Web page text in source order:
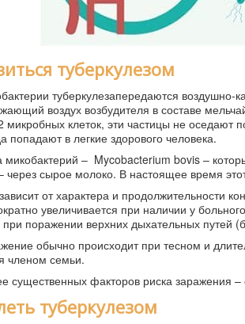
туберкулезом
туберкулезапередаются
воздух возбудителя в составе
микробных клеток, эти частицы не оседают
попадают в легкие здорового человека.
микобактерий – Mycobacterium bovis –
через сырое молоко. В настоящее время
от характера и продолжительности
увеличивается при наличии у
при поражении верхних дыхательных путей
обычно происходит при тесном и
членом семьи.
существенных факторов риска заражения
туберкулезом